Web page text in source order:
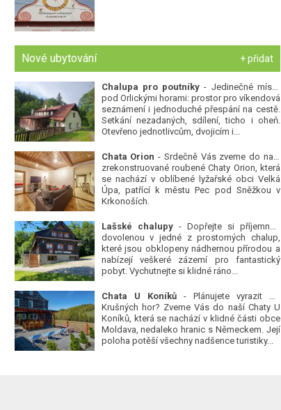
Nové ubytování + přidat
Chalupa pro poutníky - Jedinečné místo
pod Orlickými horami: prostor pro víkendová
seznámení i jednoduché přespání na cestě.
Setkání nezadaných, sdílení, ticho i oheň.
Otevřeno jednotlivcům, dvojicím i...
Chata Orion - Srdečně Vás zveme do naší
zrekonstruované roubené Chaty Orion, která
se nachází v oblíbené lyžařské obci Velká
Úpa, patřící k městu Pec pod Sněžkou v
Krkonoších.
Lašské chalupy- Dopřejte si příjemnou
dovolenou v jedné z prostorných chalup,
které jsou obklopeny nádhernou přírodou a
nabízejí veškeré zázemí pro fantastický
pobyt. Vychutnejte si klidné ráno...
Chata U Koníků- Plánujete vyrazit do
Krušných hor? Zveme Vás do naší Chaty U
Koníků, která se nachází v klidné části obce
Moldava, nedaleko hranic s Německem. Její
poloha potěší všechny nadšence turistiky...